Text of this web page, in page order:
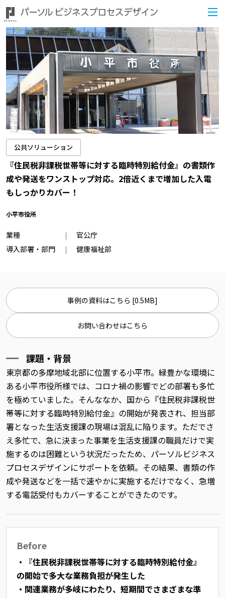
公共ソリューション
『住民税非課税世帯等に対する臨時特別給付金』の書類作
成や発送をワンストップ対応。2倍近くまで増加した入電
もしっかりカバー！
小平市役所
業種
官公庁
導入部署・部門
健康福祉部
事例の資料はこちら [0.5MB]
お問い合わせはこちら
課題・背景
東京都の多摩地域北部に位置する小平市。緑豊かな環境に
ある小平市役所様では、コロナ禍の影響でどの部署も多忙
を極めていました。そんななか、国から『住民税非課税世
帯等に対する臨時特別給付金』の開始が発表され、担当部
署となった生活支援課の現場は混乱に陥ります。ただでさ
え多忙で、急に決まった事業を生活支援課の職員だけで実
施するのは困難という状況だったため、パーソルビジネス
プロセスデザインにサポートを依頼。その結果、書類の作
成や発送などを一括で速やかに実施するだけでなく、急増
する電話受付もカバーすることができたのです。
Before
・『住民税非課税世帯等に対する臨時特別給付金』
の開始で多大な業務負担が発生した
・関連業務が多岐にわたり、短期間でさまざまな準